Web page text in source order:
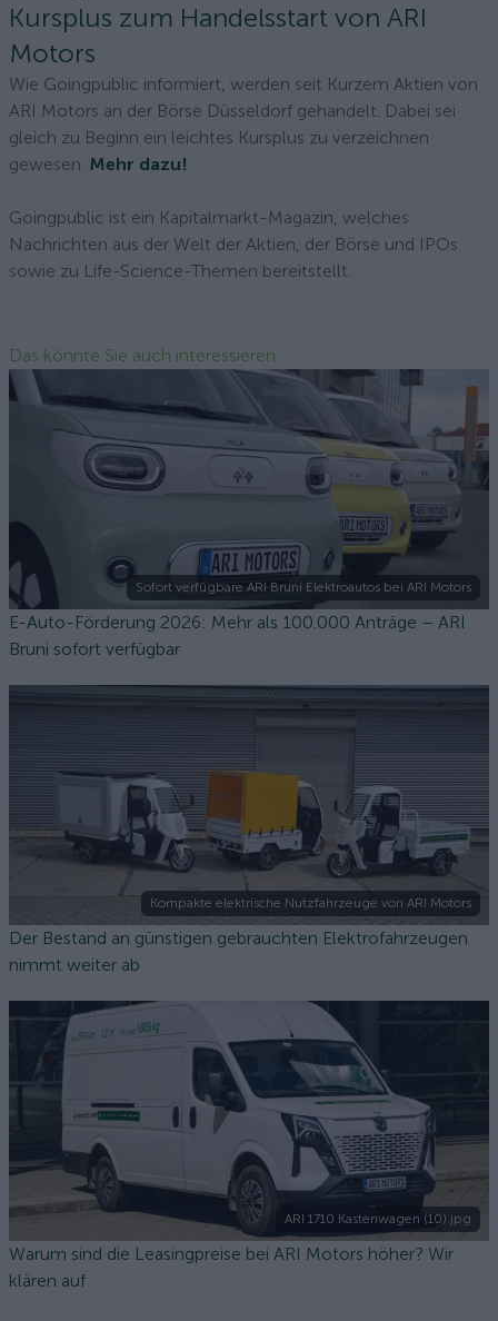
Kursplus zum Handelsstart von ARI
Motors
Wie Goingpublic informiert, werden seit Kurzem Aktien von
ARI Motors an der Börse Düsseldorf gehandelt. Dabei sei
gleich zu Beginn ein leichtes Kursplus zu verzeichnen
gewesen. Mehr dazu!
Goingpublic ist ein Kapitalmarkt-Magazin, welches
Nachrichten aus der Welt der Aktien, der Börse und IPOs
sowie zu Life-Science-Themen bereitstellt.
Das könnte Sie auch interessieren
Sofort verfügbare ARI Bruni Elektroautos bei ARI Motors
E-Auto-Förderung 2026: Mehr als 100.000 Anträge – ARI
Bruni sofort verfügbar
Kompakte elektrische Nutzfahrzeuge von ARI Motors
Der Bestand an günstigen gebrauchten Elektrofahrzeugen
nimmt weiter ab
ARI 1710 Kastenwagen (10).jpg
Warum sind die Leasingpreise bei ARI Motors höher? Wir
klären auf